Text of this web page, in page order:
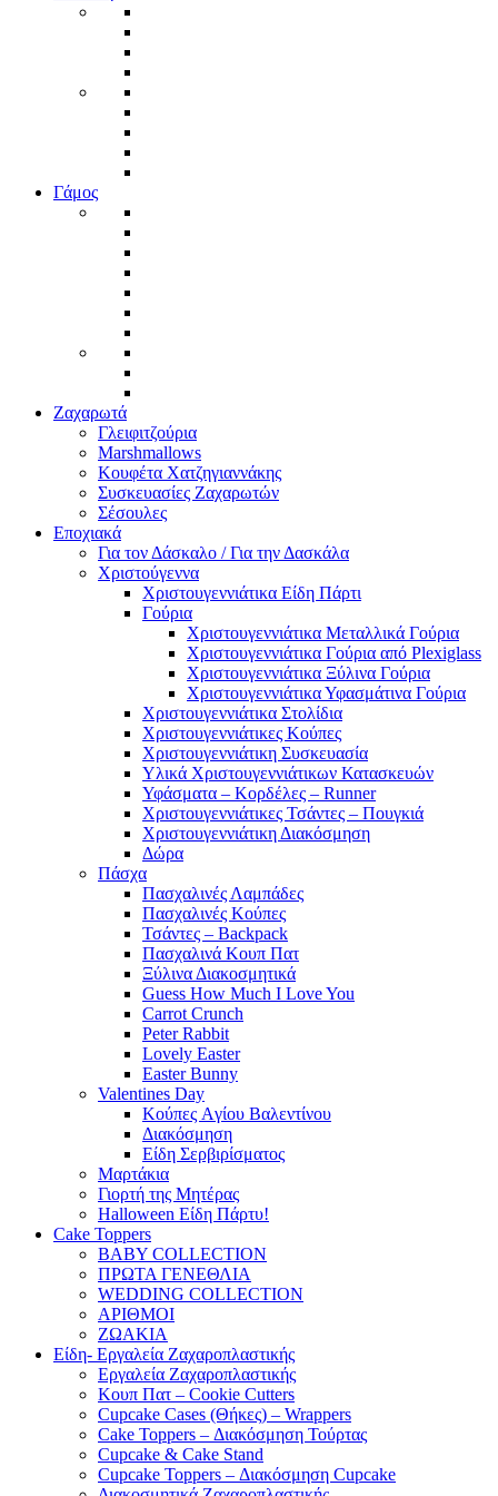
Γάμος
Ζαχαρωτά
Γλειφιτζούρια
Marshmallows
Κουφέτα Χατζηγιαννάκης
Συσκευασίες Ζαχαρωτών
Σέσουλες
Εποχιακά
Για τον Δάσκαλο / Για την Δασκάλα
Χριστούγεννα
Χριστουγεννιάτικα Είδη Πάρτι
Γούρια
Χριστουγεννιάτικα Μεταλλικά Γούρια
Χριστουγεννιάτικα Γούρια από Plexiglass
Χριστουγεννιάτικα Ξύλινα Γούρια
Χριστουγεννιάτικα Υφασμάτινα Γούρια
Χριστουγεννιάτικα Στολίδια
Χριστουγεννιάτικες Κούπες
Χριστουγεννιάτικη Συσκευασία
Υλικά Χριστουγεννιάτικων Κατασκευών
Υφάσματα – Κορδέλες – Runner
Χριστουγεννιάτικες Τσάντες – Πουγκιά
Χριστουγεννιάτικη Διακόσμηση
Δώρα
Πάσχα
Πασχαλινές Λαμπάδες
Πασχαλινές Κούπες
Τσάντες – Backpack
Πασχαλινά Κουπ Πατ
Ξύλινα Διακοσμητικά
Guess How Much I Love You
Carrot Crunch
Peter Rabbit
Lovely Easter
Easter Bunny
Valentines Day
Κούπες Aγίου Βαλεντίνου
Διακόσμηση
Είδη Σερβιρίσματος
Μαρτάκια
Γιορτή της Μητέρας
Halloween Είδη Πάρτυ!
Cake Toppers
BABY COLLECTION
ΠΡΩΤΑ ΓΕΝΕΘΛΙΑ
WEDDING COLLECTION
ΑΡΙΘΜΟΙ
ΖΩΑΚΙΑ
Είδη- Εργαλεία Ζαχαροπλαστικής
Εργαλεία Ζαχαροπλαστικής
Κουπ Πατ – Cookie Cutters
Cupcake Cases (Θήκες) – Wrappers
Cake Toppers – Διακόσμηση Τούρτας
Cupcake & Cake Stand
Cupcake Toppers – Διακόσμηση Cupcake